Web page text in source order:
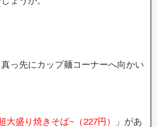
真っ先にカップ麺コーナーへ向かい
大盛り焼きそば~（227円）
」があ